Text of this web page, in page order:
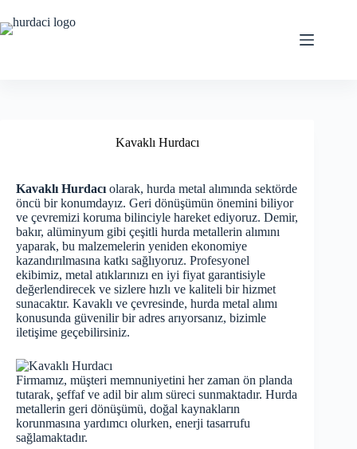
to
content
Kavaklı Hurdacı
Kavaklı Hurdacı olarak, hurda metal alımında sektörde
öncü bir konumdayız. Geri dönüşümün önemini biliyor
ve çevremizi koruma bilinciyle hareket ediyoruz. Demir,
bakır, alüminyum gibi çeşitli hurda metallerin alımını
yaparak, bu malzemelerin yeniden ekonomiye
kazandırılmasına katkı sağlıyoruz. Profesyonel
ekibimiz, metal atıklarınızı en iyi fiyat garantisiyle
değerlendirecek ve sizlere hızlı ve kaliteli bir hizmet
sunacaktır. Kavaklı ve çevresinde, hurda metal alımı
konusunda güvenilir bir adres arıyorsanız, bizimle
iletişime geçebilirsiniz.
Firmamız, müşteri memnuniyetini her zaman ön planda
tutarak, şeffaf ve adil bir alım süreci sunmaktadır. Hurda
metallerin geri dönüşümü, doğal kaynakların
korunmasına yardımcı olurken, enerji tasarrufu
sağlamaktadır.